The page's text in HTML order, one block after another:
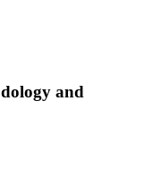
and